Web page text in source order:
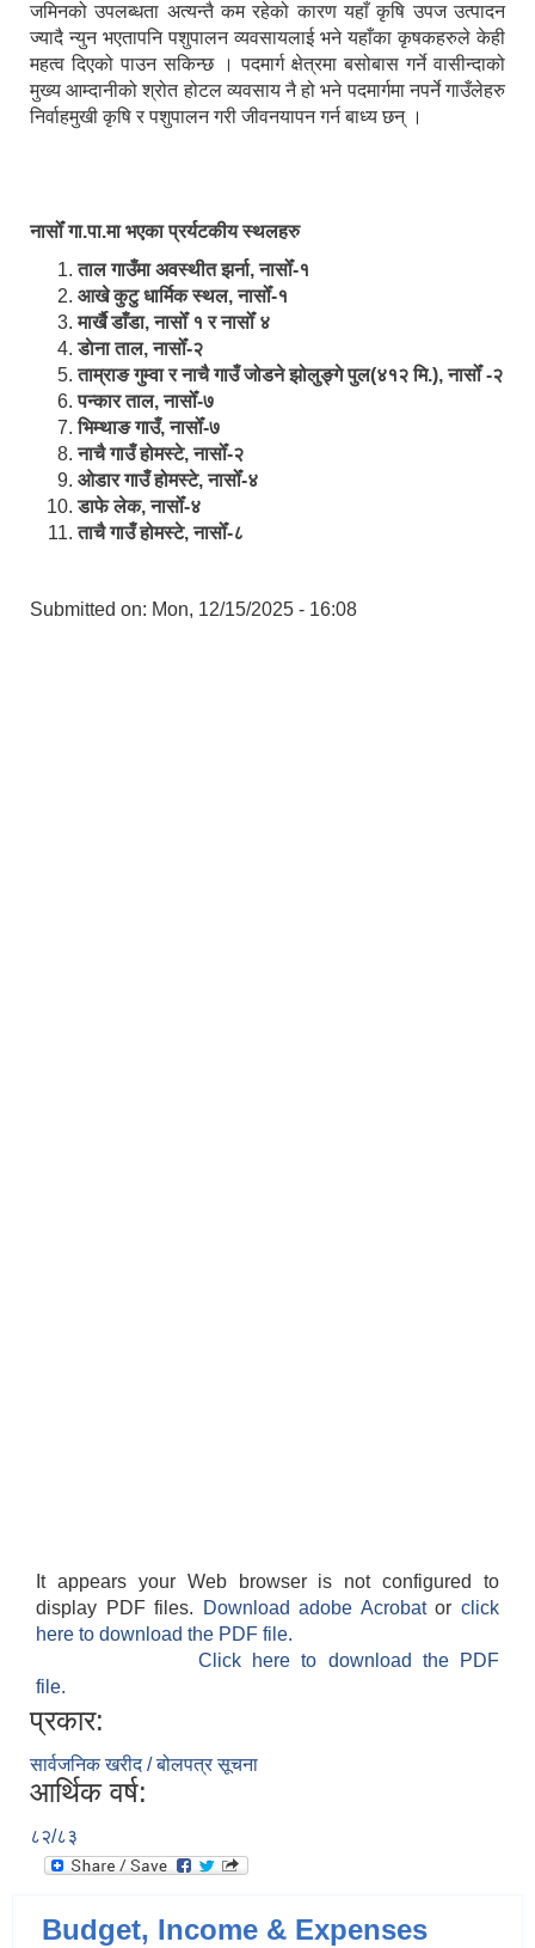
जमिनको उपलब्धता अत्यन्तै कम रहेको कारण यहाँ कृषि उपज उत्पादन
ज्यादै न्युन भएतापनि पशुपालन व्यवसायलाई भने यहाँका कृषकहरुले केही
महत्व दिएको पाउन सकिन्छ । पदमार्ग क्षेत्रमा बसोबास गर्ने वासीन्दाको
मुख्य आम्दानीको श्रोत होटल व्यवसाय नै हो भने पदमार्गमा नपर्ने गाउँलेहरु
निर्वाहमुखी कृषि र पशुपालन गरी जीवनयापन गर्न बाध्य छन् ।
नासोँ गा.पा.मा भएका प्रर्यटकीय स्थलहरु
ताल गाउँमा अवस्थीत झर्ना, नासोँ-१
आखे कुटु धार्मिक स्थल, नासोँ-१
मार्खै डाँडा, नासोँ १ र नासोँ ४
डाेना ताल, नासोँ-२
ताम्राङ गुम्वा र नाचै गाउँ जोडने झोलुङ्गे पुल(४१२ मि.), नासोँ -२
पन्कार ताल, नासोँ-७
भिम्थाङ गाउँ, नासोँ-७
नाचै गाउँ होमस्टे, नासोँ-२
ओ‍‍‌डार गाउँ होमस्टे, नासोँ-४
डाफे लेक, नासोँ-४
ताचै गाउँ होमस्टे, नासोँ-८
Submitted on: Mon, 12/15/2025 - 16:08
It appears your Web browser is not configured to
display PDF files.
Download adobe Acrobatorclick
here to download the PDF file.
Click here to download the PDF
file.
प्रकार:
सार्वजनिक खरीद / बोलपत्र सूचना
आर्थिक वर्ष:
८२/८३
Budget, Income & Expenses